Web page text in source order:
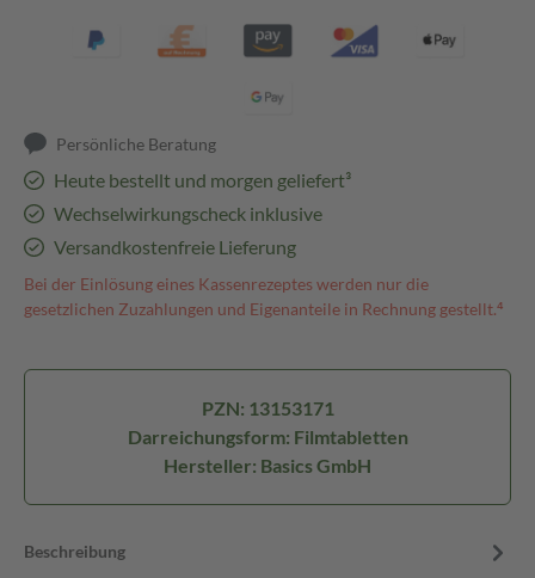
Persönliche Beratung
Heute bestellt und morgen geliefert³
Wechselwirkungscheck inklusive
Versandkostenfreie Lieferung
Bei der Einlösung eines Kassenrezeptes werden nur die
gesetzlichen Zuzahlungen und Eigenanteile in Rechnung gestellt.⁴
PZN: 13153171
Darreichungsform: Filmtabletten
Hersteller: Basics GmbH
Beschreibung